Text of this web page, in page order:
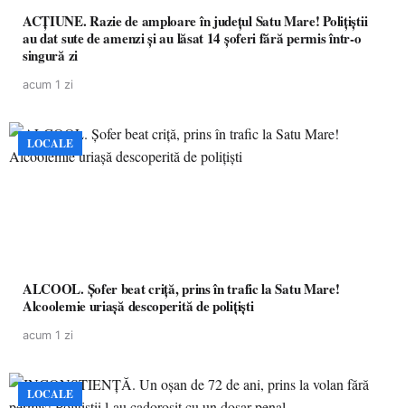
ACȚIUNE. Razie de amploare în județul Satu Mare! Polițiștii
au dat sute de amenzi și au lăsat 14 șoferi fără permis într-o
singură zi
acum 1 zi
LOCALE
ALCOOL. Șofer beat criță, prins în trafic la Satu Mare!
Alcoolemie uriașă descoperită de polițiști
acum 1 zi
LOCALE